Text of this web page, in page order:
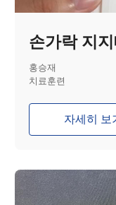
손가락 지지
홍승재
치료훈련
자세히 보